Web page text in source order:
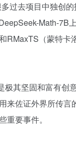
过去项目中独创
Math-7B
（蒙特卡
极其坚固和富有
来佐证外界所传
要事件。